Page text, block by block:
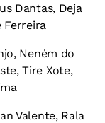
Dantas, Deja
Ferreira
Neném do
Tire Xote,
Valente, Rala